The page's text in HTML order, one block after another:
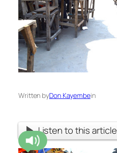
Written byDon Kayembein
Listen to this article